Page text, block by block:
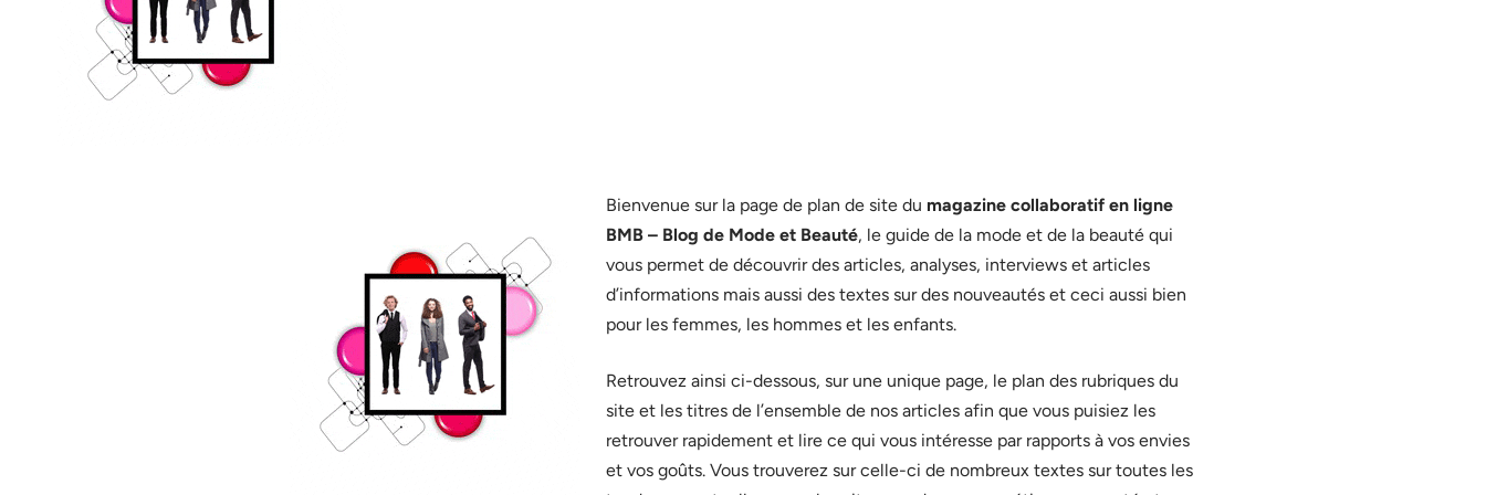
Bienvenue sur la page de plan de site du magazine collaboratif en ligne
BMB – Blog de Mode et Beauté, le guide de la mode et de la beauté qui
vous permet de découvrir des articles, analyses, interviews et articles
d’informations mais aussi des textes sur des nouveautés et ceci aussi bien
pour les femmes, les hommes et les enfants.
Retrouvez ainsi ci-dessous, sur une unique page, le plan des rubriques du
site et les titres de l’ensemble de nos articles afin que vous puisiez les
retrouver rapidement et lire ce qui vous intéresse par rapports à vos envies
et vos goûts. Vous trouverez sur celle-ci de nombreux textes sur toutes les